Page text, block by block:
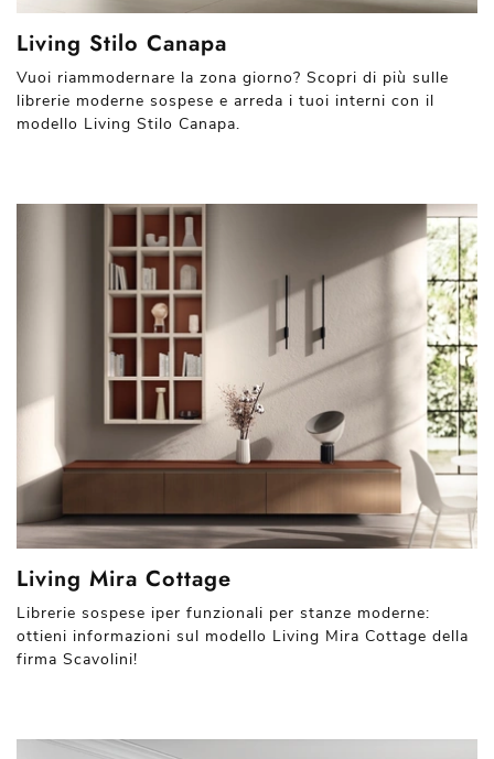
Living Stilo Canapa
Vuoi riammodernare la zona giorno? Scopri di più sulle
librerie moderne sospese e arreda i tuoi interni con il
modello Living Stilo Canapa.
Living Mira Cottage
Librerie sospese iper funzionali per stanze moderne:
ottieni informazioni sul modello Living Mira Cottage della
firma Scavolini!